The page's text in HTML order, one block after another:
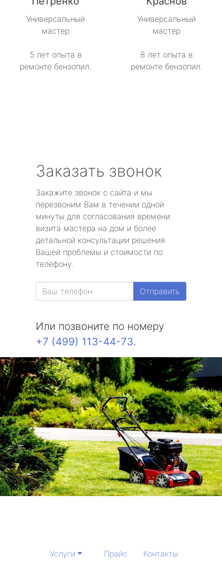
Универсальный
мастер
5 лет опыта в
ремонте бензопил.
Универсальный
мастер
8 лет опыта в
ремонте бензопил.
Заказать звонок
Закажите звонок с сайта и мы
перезвоним Вам в течении одной
минуты для согласования времени
визита мастера на дом и более
детальной консультации решения
Вашей проблемы и стоимости по
телефону.
Отправить
Или позвоните по номеру
+7 (499) 113-44-73.
Услуги Прайс
Контакты